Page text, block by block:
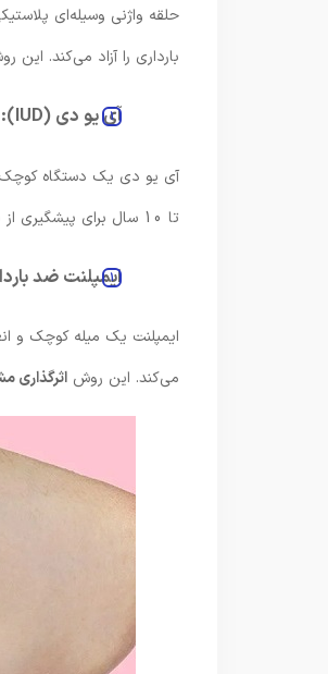
حلقه واژنی وسیله‌ای
بارداری را آزاد می‌کند. این
آی یو دی (IUD):
تا 10 سال برای پیشگیری از بارداری با
ایمپلنت ضد
ایمپلنت یک میله کوچک و
می‌کند. این روش اثرگذاری